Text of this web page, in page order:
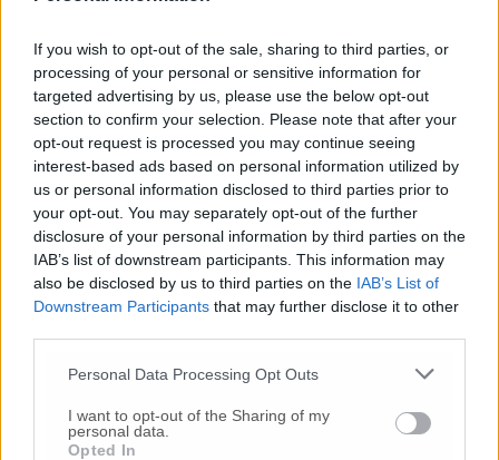
If you wish to opt-out of the sale, sharing to third parties, or
processing of your personal or sensitive information for
targeted advertising by us, please use the below opt-out
section to confirm your selection. Please note that after your
opt-out request is processed you may continue seeing
interest-based ads based on personal information utilized by
us or personal information disclosed to third parties prior to
your opt-out. You may separately opt-out of the further
disclosure of your personal information by third parties on the
IAB’s list of downstream participants. This information may
also be disclosed by us to third parties on the IAB’s List of
Downstream Participants that may further disclose it to other
Personal Data Processing Opt Outs
I want to opt-out of the Sharing of my
personal data.
Opted In
amministrazione. Si invitano pertanto tutti,
decisionali in essere».
© RIPRODUZIONE RISERVATA
Vai alla home